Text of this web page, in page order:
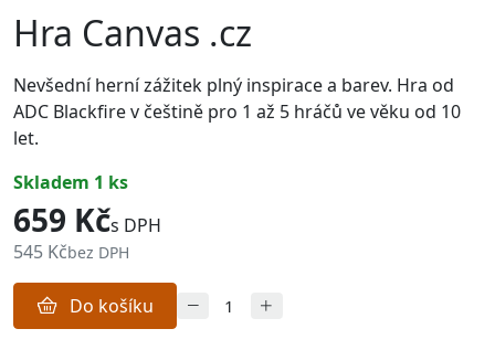
Hra Canvas .cz
Nevšední herní zážitek plný inspirace a barev. Hra od
ADC Blackfire v češtině pro 1 až 5 hráčů ve věku od 10
let.
skladem 1 ks
659 Kčs DPH
545 Kčbez DPH
Do košíku